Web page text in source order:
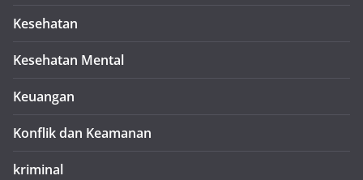
Kesehatan
Kesehatan Mental
Keuangan
Konflik dan Keamanan
kriminal